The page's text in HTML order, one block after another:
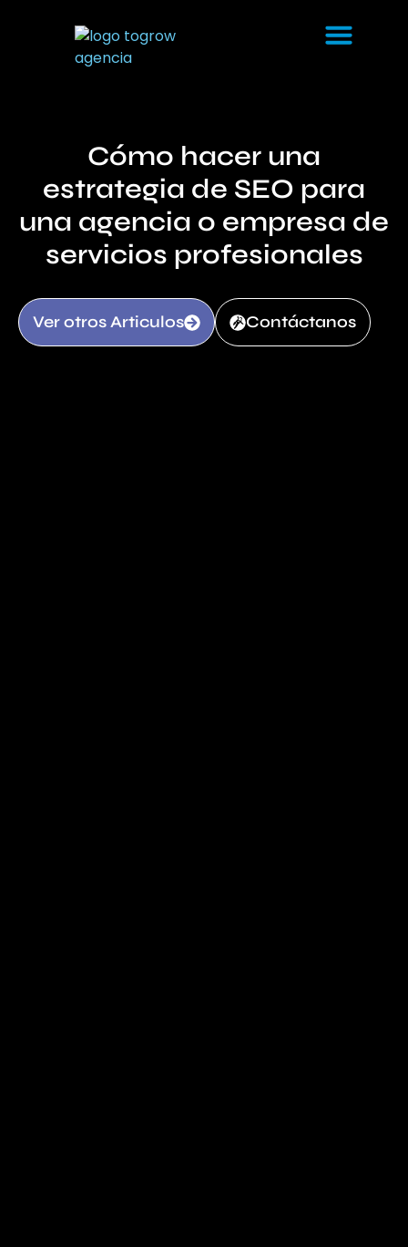
Cómo hacer una
estrategia de SEO para
una agencia o empresa de
servicios profesionales
Ver otros Articulos Contáctanos